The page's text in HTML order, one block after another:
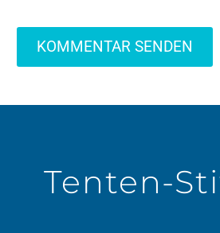
KOMMENTAR SENDEN
Tenten-